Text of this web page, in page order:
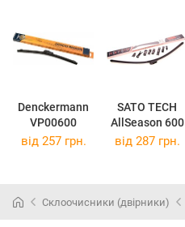
Denckermann
VP00600
SATO TECH
AllSeason 600
від 257 грн. від 287 грн.
Склоочисники (двірники)